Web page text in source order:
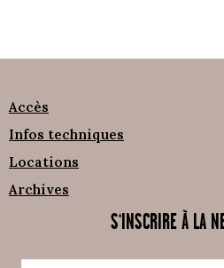
Accès
Infos techniques
Locations
Archives
S'INSCRIRE À LA